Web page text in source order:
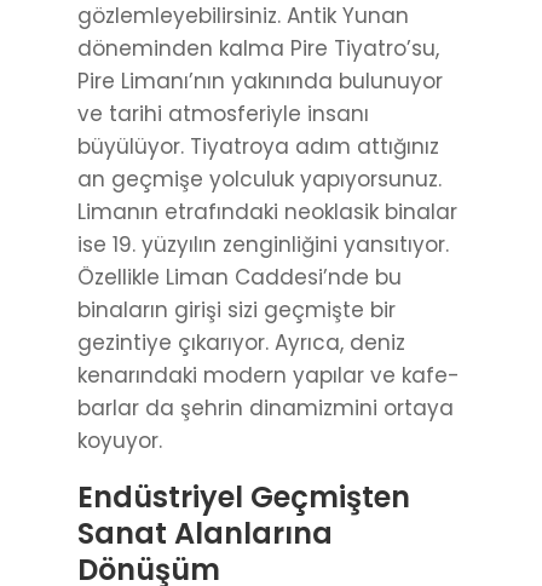
gözlemleyebilirsiniz. Antik Yunan
döneminden kalma Pire Tiyatro’su,
Pire Limanı’nın yakınında bulunuyor
ve tarihi atmosferiyle insanı
büyülüyor. Tiyatroya adım attığınız
an geçmişe yolculuk yapıyorsunuz.
Limanın etrafındaki neoklasik binalar
ise 19. yüzyılın zenginliğini yansıtıyor.
Özellikle Liman Caddesi’nde bu
binaların girişi sizi geçmişte bir
gezintiye çıkarıyor. Ayrıca, deniz
kenarındaki modern yapılar ve kafe-
barlar da şehrin dinamizmini ortaya
koyuyor.
Endüstriyel Geçmişten
Sanat Alanlarına
Dönüşüm